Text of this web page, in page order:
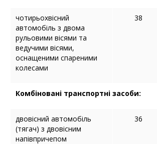
чотирьохвісний
автомобіль з двома
рульовими вісями та
ведучими вісями,
оснащеними спареними
колесами
38
Комбіновані транспортні засоби:
двовісний автомобіль
(тягач) з двовісним
напівпричепом
36